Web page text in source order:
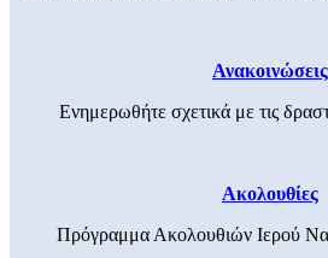
Ανακοινώσεις
Ενημερωθήτε σχετικά με τις
Ακολουθίες
Πρόγραμμα Ακολουθιών Ιερού